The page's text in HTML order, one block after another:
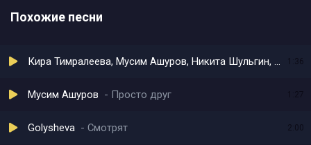
Похожие песни
Кира Тимралеева, Мусим Ашуров, Никита Шульгин, Сон 1:36
Мусим Ашуров Просто друг
Golysheva Смотрят 2:00